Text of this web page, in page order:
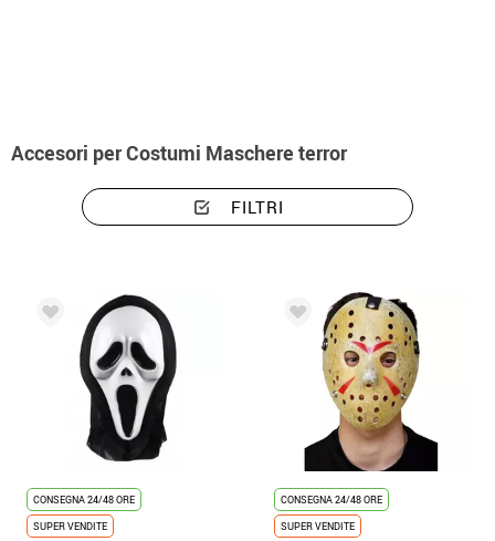
Accesori per Costumi Maschere terror
FILTRI
CONSEGNA 24/48 ORE
SUPER VENDITE
CONSEGNA 24/48 ORE
SUPER VENDITE